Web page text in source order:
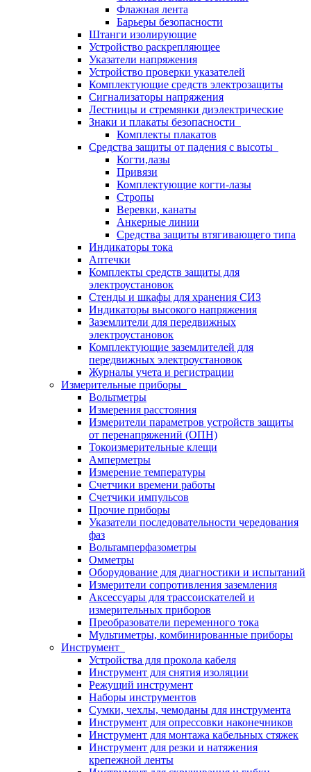
Флажная лента
Барьеры безопасности
Штанги изолирующие
Устройство раскрепляющее
Указатели напряжения
Устройство проверки указателей
Комплектующие средств электрозащиты
Сигнализаторы напряжения
Лестницы и стремянки диэлектрические
Знаки и плакаты безопасности
Комплекты плакатов
Средства защиты от падения с высоты
Когти,лазы
Привязи
Комплектующие когти-лазы
Стропы
Веревки, канаты
Анкерные линии
Средства защиты втягивающего типа
Индикаторы тока
Аптечки
Комплекты средств защиты для
электроустановок
Стенды и шкафы для хранения СИЗ
Индикаторы высокого напряжения
Заземлители для передвижных
электроустановок
Комплектующие заземлителей для
передвижных электроустановок
Журналы учета и регистрации
Измерительные приборы
Вольтметры
Измерения расстояния
Измерители параметров устройств защиты
от перенапряжений (ОПН)
Токоизмерительные клещи
Амперметры
Измерение температуры
Счетчики времени работы
Счетчики импульсов
Прочие приборы
Указатели последовательности чередования
фаз
Вольтамперфазометры
Омметры
Оборудование для диагностики и испытаний
Измерители сопротивления заземления
Аксессуары для трассоискателей и
измерительных приборов
Преобразователи переменного тока
Мультиметры, комбинированные приборы
Инструмент
Устройства для прокола кабеля
Инструмент для снятия изоляции
Режущий инструмент
Наборы инструментов
Сумки, чехлы, чемоданы для инструмента
Инструмент для опрессовки наконечников
Инструмент для монтажа кабельных стяжек
Инструмент для резки и натяжения
крепежной ленты